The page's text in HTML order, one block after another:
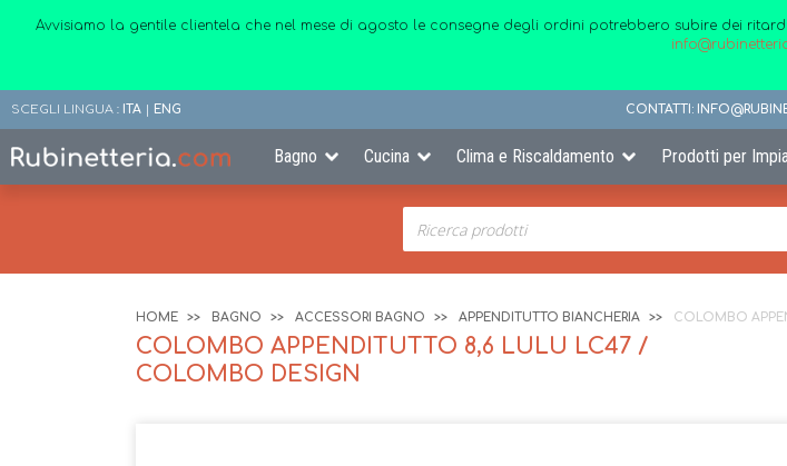
Avvisiamo la gentile clientela che nel mese di agosto le consegne degli ordini potrebbero subire dei
SCEGLI LINGUA : ITA | ENG CONTATTI:
Bagno Cucina Clima e Riscaldamento Prodotti per
HOME BAGNO ACCESSORI BAGNO APPENDITUTTO BIANCHERIA COLOMBO
COLOMBO APPENDITUTTO 8,6 LULU LC47 /
COLOMBO DESIGN